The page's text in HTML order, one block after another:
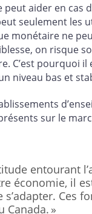
aider en cas
seulement les
monétaire ne
on risque
C’est pourquoi
niveau bas et
sur le
entourant
économie, il
s’adapter. Ces
Canada. »